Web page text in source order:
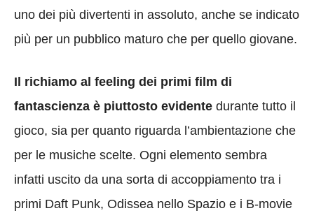
uno dei più divertenti in assoluto, anche se indicato
più per un pubblico maturo che per quello giovane.
Il richiamo al feeling dei primi film di
fantascienza è piuttosto evidente durante tutto il
gioco, sia per quanto riguarda l’ambientazione che
per le musiche scelte. Ogni elemento sembra
infatti uscito da una sorta di accoppiamento tra i
primi Daft Punk, Odissea nello Spazio e i B-movie